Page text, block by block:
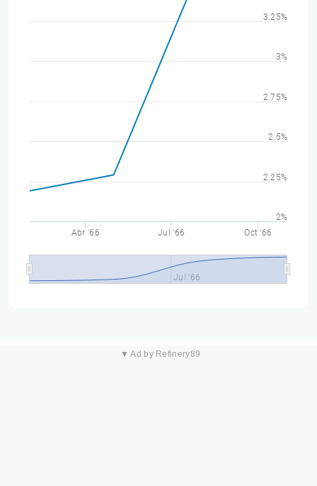
Abr '66 Jul '66 Oct '66
Jul '66
2%
2.25%
2.5%
2.75%
3%
3.25%
▼ Ad by Refinery89